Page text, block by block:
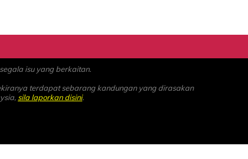
isu yang berkaitan.
terdapat sebarang kandungan yang dirasakan
sila laporkan disini.